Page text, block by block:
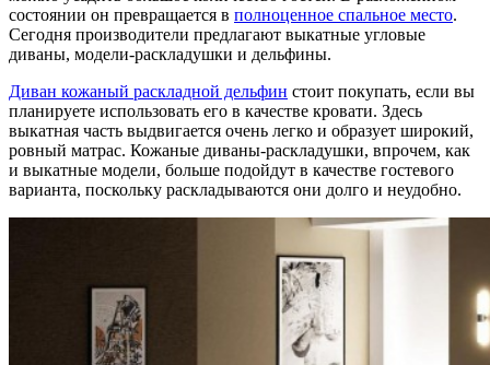
состоянии он превращается в полноценное спальное место.
Сегодня производители предлагают выкатные угловые
диваны, модели-раскладушки и дельфины.
Диван кожаный раскладной дельфин стоит покупать, если вы
планируете использовать его в качестве кровати. Здесь
выкатная часть выдвигается очень легко и образует широкий,
ровный матрас. Кожаные диваны-раскладушки, впрочем, как
и выкатные модели, больше подойдут в качестве гостевого
варианта, поскольку раскладываются они долго и неудобно.